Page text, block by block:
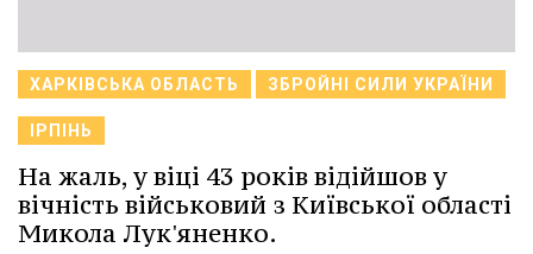
ХАРКІВСЬКА ОБЛАСТЬ ЗБРОЙНІ СИЛИ УКРАЇНИ
ІРПІНЬ
На жаль, у віці 43 років відійшов у
вічність військовий з Київської області
Микола Лук'яненко.